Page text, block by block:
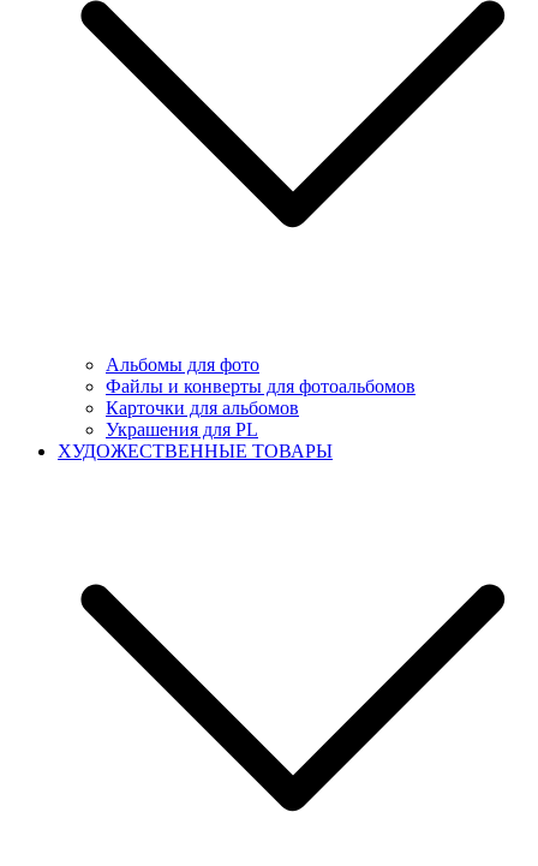
Альбомы для фото
Файлы и конверты для фотоальбомов
Карточки для альбомов
Украшения для PL
ХУДОЖЕСТВЕННЫЕ ТОВАРЫ